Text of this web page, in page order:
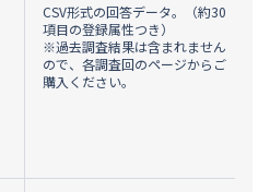
CSV形式の回答データ。（約30
項目の登録属性つき）
※過去調査結果は含まれません
ので、各調査回のページからご
購入ください。